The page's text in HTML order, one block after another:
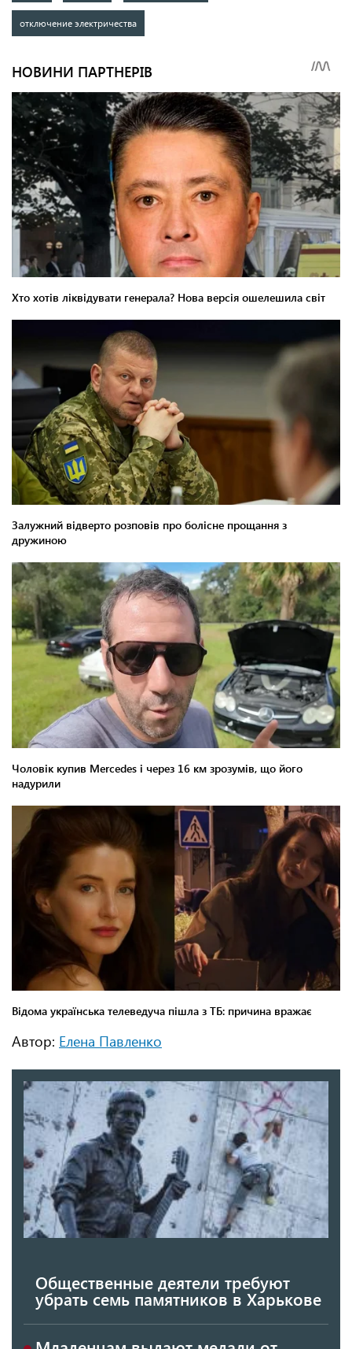
отключение электричества
Автор: Елена Павленко
Общественные деятели требуют
убрать семь памятников в Харькове